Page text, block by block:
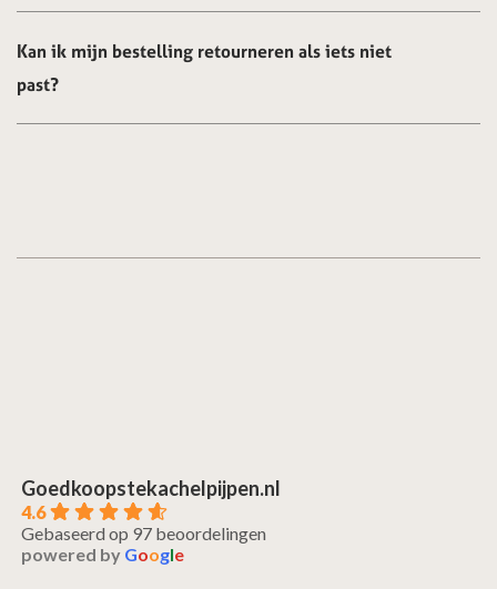
Kan ik mijn bestelling retourneren als iets niet
past?
Goedkoopstekachelpijpen.nl
4.6
Gebaseerd op 97 beoordelingen
powered by Google